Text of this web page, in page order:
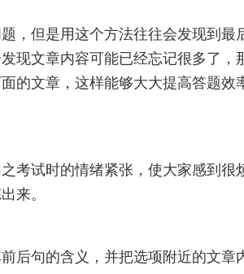
，但是用这个方法往往会发现到最
文章内容可能已经忘记很多了，
的文章，这样能够大大提高答题效
考试时的情绪紧张，使大家感到很
来。
后句的含义，并把选项附近的文